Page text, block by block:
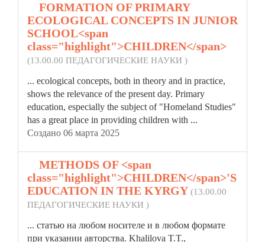
FORMATION OF PRIMARY
ECOLOGICAL CONCEPTS IN JUNIOR
SCHOOL<span
class="highlight">CHILDREN</span>
(13.00.00 ПЕДАГОГИЧЕСКИЕ НАУКИ )
... ecological concepts, both in theory and in practice,
shows the relevance of the present day. Primary
education, especially the subject of "Homeland Studies"
has a great place in providing children with ...
Создано 06 марта 2025
METHODS OF <span
class="highlight">CHILDREN</span>'S
EDUCATION IN THE KYRGY (13.00.00
ПЕДАГОГИЧЕСКИЕ НАУКИ )
... статью на любом носителе и в любом формате
при указании авторства. Khalilova T.T.,